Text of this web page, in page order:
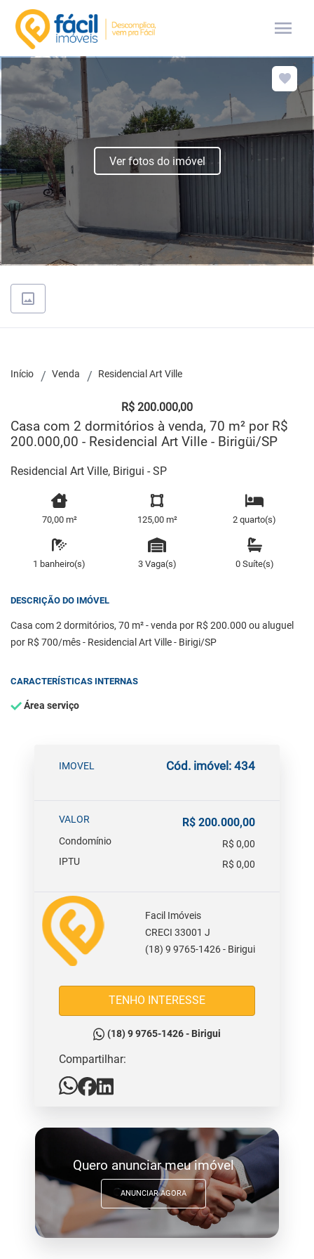
menu
Ver fotos do imóvel
Início Venda Residencial Art Ville
R$ 200.000,00
Casa com 2 dormitórios à venda, 70 m² por R$
200.000,00 - Residencial Art Ville - Birigüi/SP
Residencial Art Ville, Birigui - SP
70,00 m² 125,00 m² 2 quarto(s)
1 banheiro(s) 3 Vaga(s) 0 Suíte(s)
DESCRIÇÃO DO IMÓVEL
Casa com 2 dormitórios, 70 m² - venda por R$ 200.000 ou aluguel
por R$ 700/mês - Residencial Art Ville - Birigi/SP
CARACTERÍSTICAS INTERNAS
Área serviço
IMOVEL Cód. imóvel: 434
VALOR R$ 200.000,00
Condomínio
R$ 0,00
IPTU
R$ 0,00
Facil Imóveis
CRECI 33001 J
(18) 9 9765-1426 - Birigui
TENHO INTERESSE
(18) 9 9765-1426 - Birigui
Compartilhar:
Quero anunciar meu imóvel
ANUNCIAR AGORA